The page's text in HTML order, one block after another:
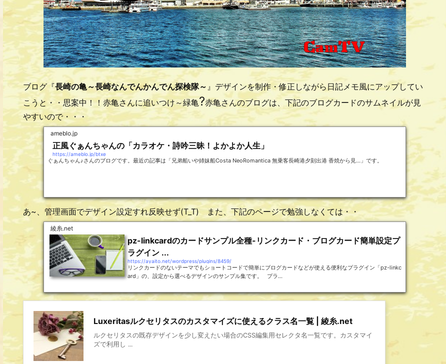
ブログ『長崎の亀～長崎なんでんかんでん探検隊～ 』デザインを制作・修正しながら日記メモ風にアップしてい
こうと・・思案中！！赤亀さんに追いつけ～緑亀?赤亀さんのブログは、下記のブログカードのサムネイルが見
やすいので・・・
ameblo.jp
正風ぐぁんちゃんの「カラオケ・詩吟三昧！よかよか人生」
https://ameblo.jp/btxe
ぐぁんちゃん♪さんのブログです。最近の記事は「兄弟船いや姉妹船Costa NeoRomantica 無乗客長崎港夕刻出港 香焼から見...」です。
あ~、管理画面でデザイン設定すれ反映せず(T_T) また、下記のページで勉強しなくては・・
綾糸.net
pz-linkcardのカードサンプル全種-リンクカード・ブログカード簡単設定プ
ラグイン ...
https://ayaito.net/wordpress/plugins/8459/
リンクカードのないテーマでもショートコードで簡単にブログカードなどが使える便利なプラグイン「pz-linkc
ard」の、設定から選べるデザインのサンプル集です。 プラ...
Luxeritasルクセリタスのカスタマイズに使えるクラス名一覧 | 綾糸.net
ルクセリタスの既存デザインを少し変えたい場合のCSS編集用セレクタ名一覧です。カスタマイ
ズで利用し ...